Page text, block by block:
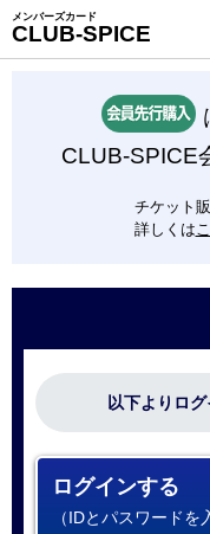
メンバーズカード
CLUB-SPICE
CLUB-SPICE
チケット
詳しくは
以下よりロ
ログインする
（IDとパスワードを